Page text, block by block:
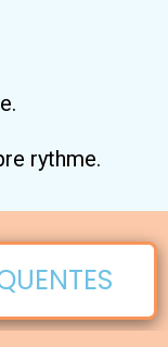
rythme.